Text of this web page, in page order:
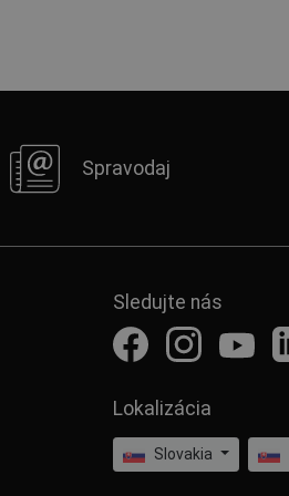
Spravodaj
Sledujte nás
Lokalizácia
Slovakia